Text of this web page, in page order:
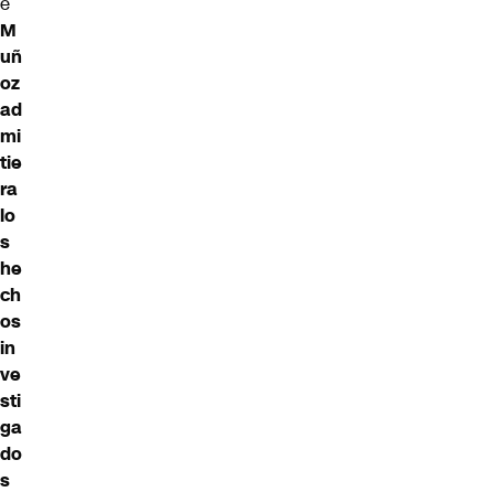
M
uñ
oz
ad
mi
tie
ra
lo
s
he
ch
os
in
ve
sti
ga
do
s